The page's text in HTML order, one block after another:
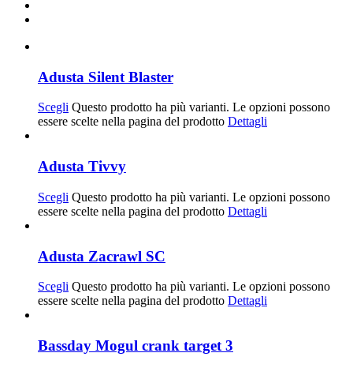
Adusta Silent Blaster
Scegli Questo prodotto ha più varianti. Le opzioni possono
essere scelte nella pagina del prodotto Dettagli
Adusta Tivvy
Scegli Questo prodotto ha più varianti. Le opzioni possono
essere scelte nella pagina del prodotto Dettagli
Adusta Zacrawl SC
Scegli Questo prodotto ha più varianti. Le opzioni possono
essere scelte nella pagina del prodotto Dettagli
Bassday Mogul crank target 3